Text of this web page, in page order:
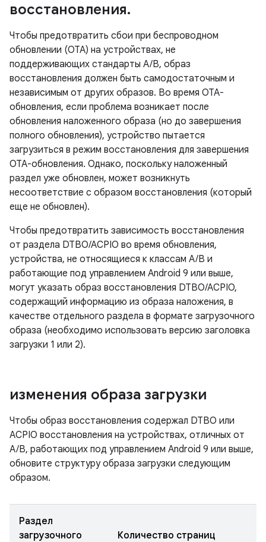
восстановления.
Чтобы предотвратить сбои при беспроводном
обновлении (OTA) на устройствах, не
поддерживающих стандарты A/B, образ
восстановления должен быть самодостаточным и
независимым от других образов. Во время OTA-
обновления, если проблема возникает после
обновления наложенного образа (но до завершения
полного обновления), устройство пытается
загрузиться в режим восстановления для завершения
OTA-обновления. Однако, поскольку наложенный
раздел уже обновлен, может возникнуть
несоответствие с образом восстановления (который
еще не обновлен).
Чтобы предотвратить зависимость восстановления
от раздела DTBO/ACPIO во время обновления,
устройства, не относящиеся к классам A/B и
работающие под управлением Android 9 или выше,
могут указать образ восстановления DTBO/ACPIO,
содержащий информацию из образа наложения, в
качестве отдельного раздела в формате загрузочного
образа (необходимо использовать версию заголовка
загрузки 1 или 2).
изменения образа загрузки
Чтобы образ восстановления содержал DTBO или
ACPIO восстановления на устройствах, отличных от
A/B, работающих под управлением Android 9 или выше,
обновите структуру образа загрузки следующим
образом.
Раздел
загрузочного
Количество страниц